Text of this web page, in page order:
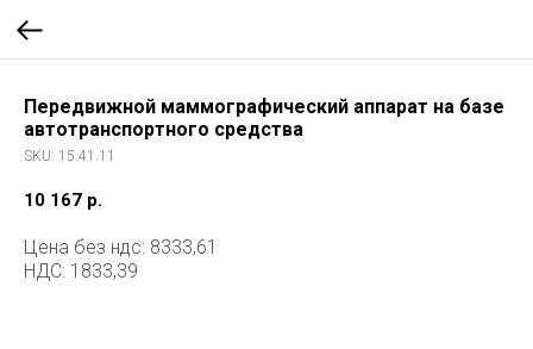
Передвижной маммографический аппарат на базе
автотранспортного средства
SKU: 15.41.11
10 167 р.
Цена без ндс: 8333,61
НДС: 1833,39